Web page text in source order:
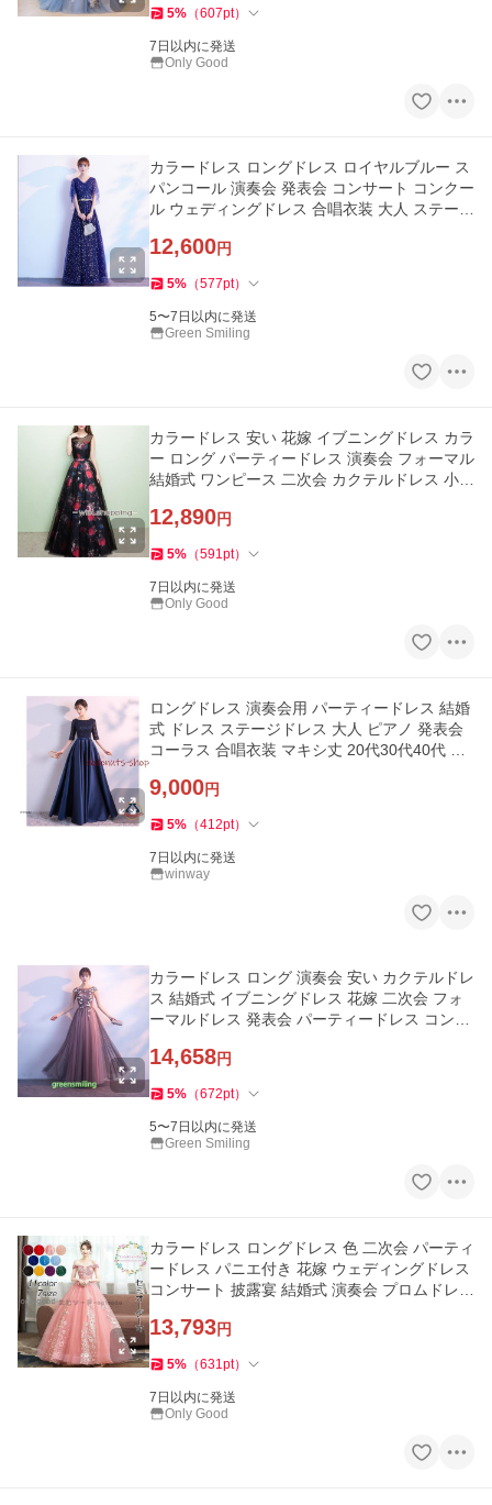
5% （607pt）
7日以内に発送
Only Good
カラードレス ロングドレス ロイヤルブルー ス
パンコール 演奏会 発表会 コンサート コンクー
ル ウェディングドレス 合唱衣装 大人 ステージ
12,600円
5% （577pt）
5〜7日以内に発送
Green Smiling
カラードレス 安い 花嫁 イブニングドレス カラ
ー ロング パーティードレス 演奏会 フォーマル
結婚式 ワンピース 二次会 カクテルドレス 小き
12,890円
5% （591pt）
7日以内に発送
Only Good
ロングドレス 演奏会用 パーティードレス 結婚
式 ドレス ステージドレス 大人 ピアノ 発表会
コーラス 合唱衣装 マキシ丈 20代30代40代 大
9,000円
5% （412pt）
7日以内に発送
winway
カラードレス ロング 演奏会 安い カクテルドレ
ス 結婚式 イブニングドレス 花嫁 二次会 フォ
ーマルドレス 発表会 パーティードレス コンサ
14,658円
5% （672pt）
5〜7日以内に発送
Green Smiling
カラードレス ロングドレス 色 二次会 パーティ
ードレス パニエ付き 花嫁 ウェディングドレス
コンサート 披露宴 結婚式 演奏会 プロムドレス
13,793円
5% （631pt）
7日以内に発送
Only Good